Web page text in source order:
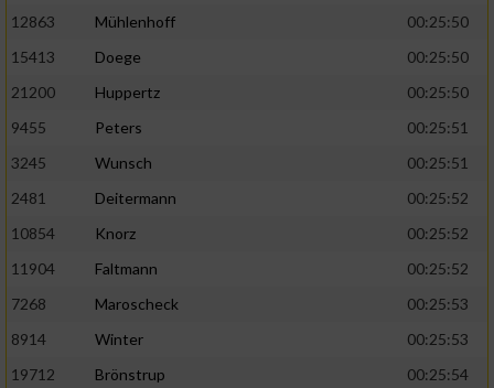
12863
Mühlenhoff
00:25:50
15413
Doege
00:25:50
21200
Huppertz
00:25:50
9455
Peters
00:25:51
3245
Wunsch
00:25:51
2481
Deitermann
00:25:52
10854
Knorz
00:25:52
11904
Faltmann
00:25:52
7268
Maroscheck
00:25:53
8914
Winter
00:25:53
19712
Brönstrup
00:25:54
von Werbeanzeigen
Werbung
personalisierter Werbung
Erstellung von Profilen zur Personalisierung
von Inhalten
Verwendung von Profilen zur Auswahl
personalisierter Inhalte